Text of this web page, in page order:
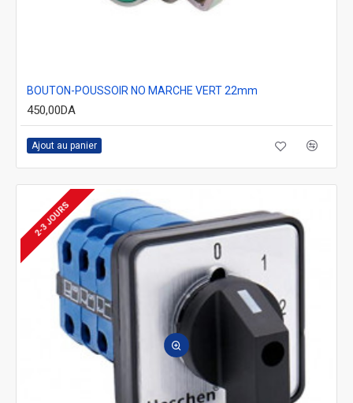
BOUTON-POUSSOIR NO MARCHE VERT 22mm
450,00DA
Ajout au panier
2-3 JOURS